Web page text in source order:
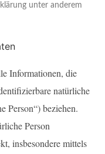
unter anderem
Informationen, die
natürliche
Person“) beziehen.
Person
insbesondere mittels